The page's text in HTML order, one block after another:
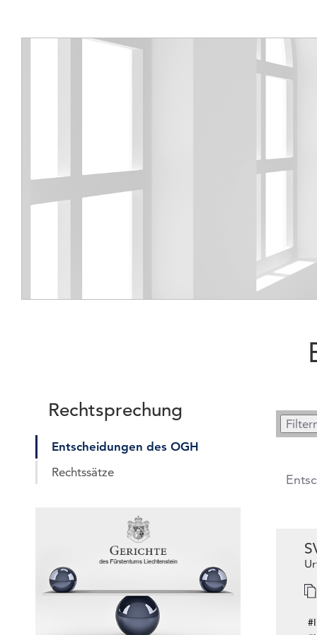
Rechtsprechung
Entscheidungen des OGH
Rechtssätze